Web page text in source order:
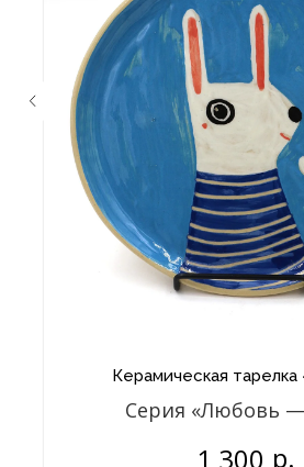
Керамическая
Серия «Любовь —
1 300 р.